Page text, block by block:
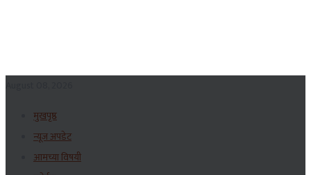
मुखपृष्ठ
न्यूज अपडेट
आमच्या विषयी